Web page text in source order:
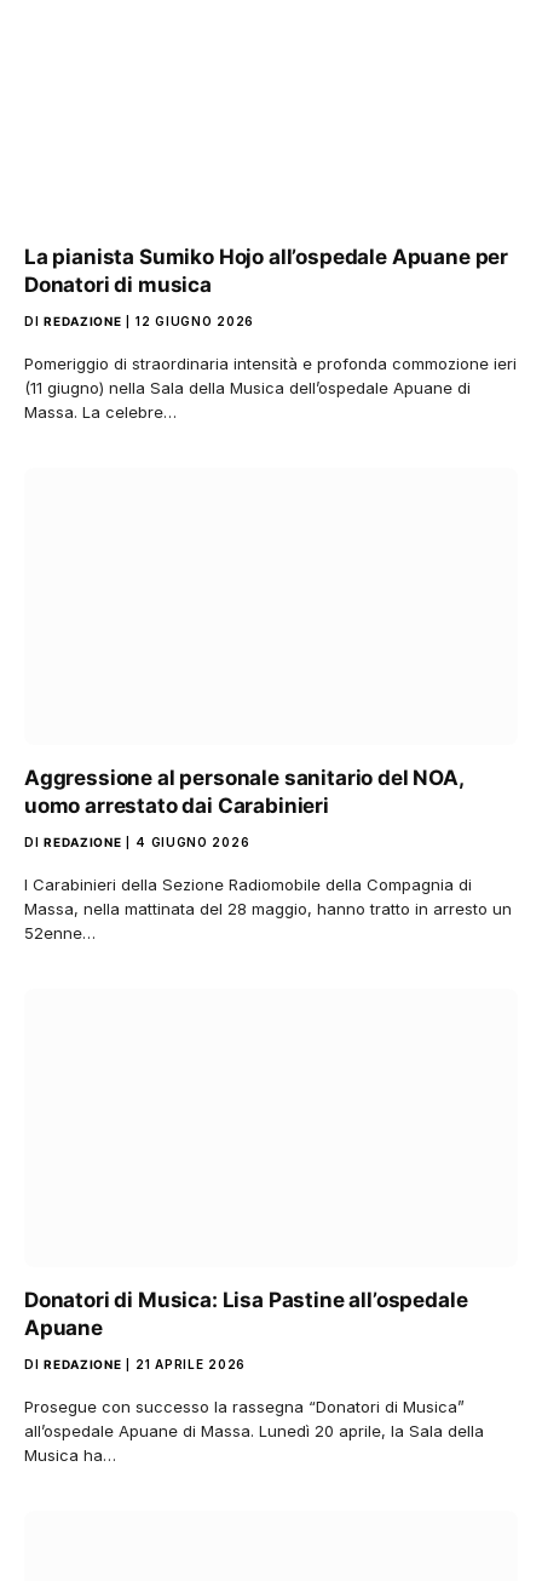
La pianista Sumiko Hojo all’ospedale Apuane per
Donatori di musica
DI REDAZIONE 12 GIUGNO 2026
Pomeriggio di straordinaria intensità e profonda commozione ieri
(11 giugno) nella Sala della Musica dell’ospedale Apuane di
Massa. La celebre…
Aggressione al personale sanitario del NOA,
uomo arrestato dai Carabinieri
DI REDAZIONE 4 GIUGNO 2026
I Carabinieri della Sezione Radiomobile della Compagnia di
Massa, nella mattinata del 28 maggio, hanno tratto in arresto un
52enne…
Donatori di Musica: Lisa Pastine all’ospedale
Apuane
DI REDAZIONE 21 APRILE 2026
Prosegue con successo la rassegna “Donatori di Musica”
all’ospedale Apuane di Massa. Lunedì 20 aprile, la Sala della
Musica ha…